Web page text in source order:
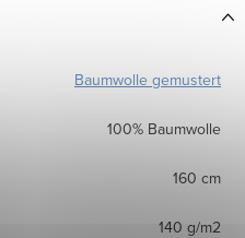
Baumwolle gemustert
100% Baumwolle
160 cm
140 g/m2